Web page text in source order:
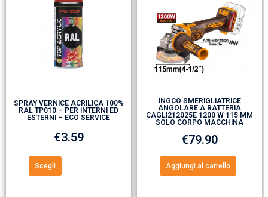
SPRAY VERNICE ACRILICA 100%
RAL TP010 – PER INTERNI ED
ESTERNI – ECO SERVICE
€3.59
Scegli
INGCO SMERIGLIATRICE
ANGOLARE A BATTERIA
CAGLI212025E 1200 W 115 MM
SOLO CORPO MACCHINA
€79.90
Aggiungi al carrello